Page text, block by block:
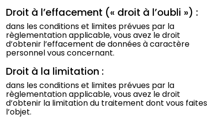
Droit à l’effacement (« droit à l’oubli ») :
dans les conditions et limites prévues par la
règlementation applicable, vous avez le droit
d’obtenir l’effacement de données à caractère
personnel vous concernant.
Droit à la limitation :
dans les conditions et limites prévues par la
règlementation applicable, vous avez le droit
d’obtenir la limitation du traitement dont vous faites
l’objet.